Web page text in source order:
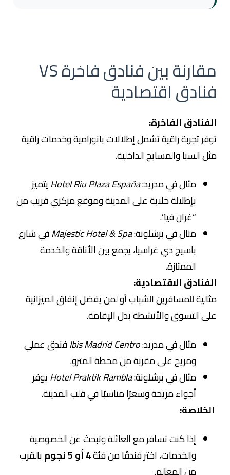
مقارنة بين فنادق فاخرة VS
فنادق اقتصادية
الفنادق الفاخرة:
توفر تجربة راقية تشمل إطلالات بانورامية وخدمات راقية
مثل السبا والمسابح الداخلية.
مثال في مدريد:Hotel Riu Plaza Españaيتميز
بإطلالة خلابة على المدينة وموقع مركزي قريب من
“غران فيا”.
مثال في برشلونة:Majestic Hotel & Spaفي شارع
باسيج دي غراسيا، يجمع بين الأناقة والخدمة
الممتازة.
الفنادق الاقتصادية:
مثالية للمسافرين الشباب أو لمن يفضل إنفاق الميزانية
على التسوق والأنشطة بدل الإقامة.
مثال في مدريد:Ibis Madrid Centroفندق عملي
ومريح على مقربة من محطة المترو.
مثال في برشلونة:Hotel Praktik Ramblaيوفر
أجواء مريحة وسعرًا مناسبًا في قلب المدينة.
الخلاصة:
إذا كنت تسافر مع العائلة وتبحث عن الخصوصية
والخدمات، اختر فندقًا من فئة4 أو 5 نجوم
بالقرب